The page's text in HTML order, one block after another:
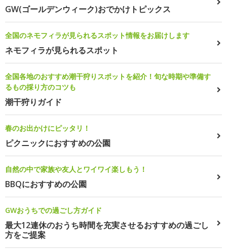
GW(ゴールデンウィーク)おでかけトピックス
全国のネモフィラが見られるスポット情報をお届けします
ネモフィラが見られるスポット
全国各地のおすすめ潮干狩りスポットを紹介！旬な時期や準備す
るもの採り方のコツも
潮干狩りガイド
春のお出かけにピッタリ！
ピクニックにおすすめの公園
自然の中で家族や友人とワイワイ楽しもう！
BBQにおすすめの公園
GWおうちでの過ごし方ガイド
最大12連休のおうち時間を充実させるおすすめの過ごし
方をご提案